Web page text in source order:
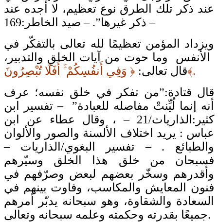
عند ذكر تلك الطرق نوع تعظيم، لا أجده عند
ذكر غيرها”. – صيد الخاطر:169 –
ويزداد المؤمن تعظيمًا لله تعالى بالتفكّر في
الأنفس وما حوت من آيات الخلقِ والتدبير،
قال تعالى:﴿ وَفِي أَنفُسِكُمْ ۚ أَفَلَا تُبْصِرُونَ﴾.
قال قتادة:”من تفكر في خلق نفسه؛ عرف
أنه إنما لُيِّنتْ مفاصله للعبادة” – تفسير ابن
كثير:الذاريات/21 – ، وقال عطاء عن ابن
عباس : يريد اختلاف الألسنة والصور والألوان
والطبائع . – تفسير البغوي/الذاريات –
فسبحان من خلق هذا الخلق وسيّرهم
وأقدرهم وسخّر بعضهم لبعض وصرّفهم في
فنون المعايش والمكاسب، وفاوت بينهم في
السعادة والشقاوة، وهو سبحانه يدبّر أمرهم
جميعًا بقدرته وحكمته وعلمه سبحانه وتعالى.